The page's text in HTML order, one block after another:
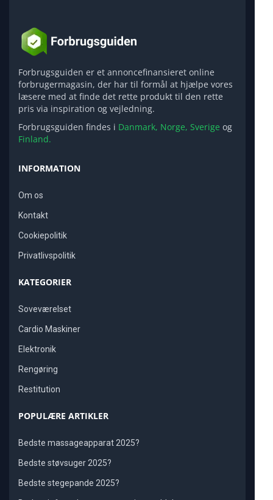
Forbrugsguiden er et annoncefinansieret online
forbrugermagasin, der har til formål at hjælpe vores
læsere med at finde det rette produkt til den rette
pris via inspiration og vejledning.
Forbrugsguiden findes i Danmark, Norge, Sverige og
Finland.
INFORMATION
Om os
Kontakt
Cookiepolitik
Privatlivspolitik
KATEGORIER
Soveværelset
Cardio Maskiner
Elektronik
Rengøring
Restitution
POPULÆRE ARTIKLER
Bedste massageapparat 2025?
Bedste støvsuger 2025?
Bedste stegepande 2025?